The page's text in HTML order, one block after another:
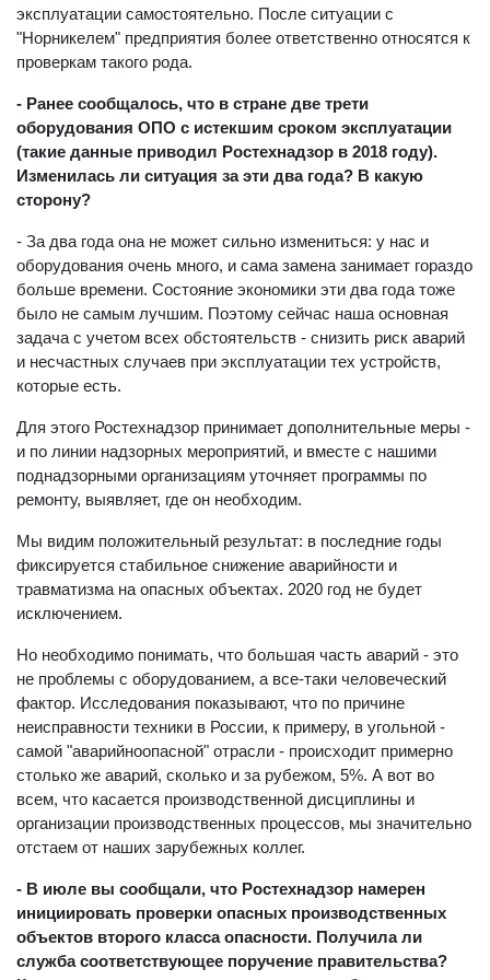
эксплуатации самостоятельно. После ситуации с
"Норникелем" предприятия более ответственно относятся к
проверкам такого рода.
- Ранее сообщалось, что в стране две трети
оборудования ОПО с истекшим сроком эксплуатации
(такие данные приводил Ростехнадзор в 2018 году).
Изменилась ли ситуация за эти два года? В какую
сторону?
- За два года она не может сильно измениться: у нас и
оборудования очень много, и сама замена занимает гораздо
больше времени. Состояние экономики эти два года тоже
было не самым лучшим. Поэтому сейчас наша основная
задача с учетом всех обстоятельств - снизить риск аварий
и несчастных случаев при эксплуатации тех устройств,
которые есть.
Для этого Ростехнадзор принимает дополнительные меры -
и по линии надзорных мероприятий, и вместе с нашими
поднадзорными организациям уточняет программы по
ремонту, выявляет, где он необходим.
Мы видим положительный результат: в последние годы
фиксируется стабильное снижение аварийности и
травматизма на опасных объектах. 2020 год не будет
исключением.
Но необходимо понимать, что большая часть аварий - это
не проблемы с оборудованием, а все-таки человеческий
фактор. Исследования показывают, что по причине
неисправности техники в России, к примеру, в угольной -
самой "аварийноопасной" отрасли - происходит примерно
столько же аварий, сколько и за рубежом, 5%. А вот во
всем, что касается производственной дисциплины и
организации производственных процессов, мы значительно
отстаем от наших зарубежных коллег.
- В июле вы сообщали, что Ростехнадзор намерен
инициировать проверки опасных производственных
объектов второго класса опасности. Получила ли
служба соответствующее поручение правительства?